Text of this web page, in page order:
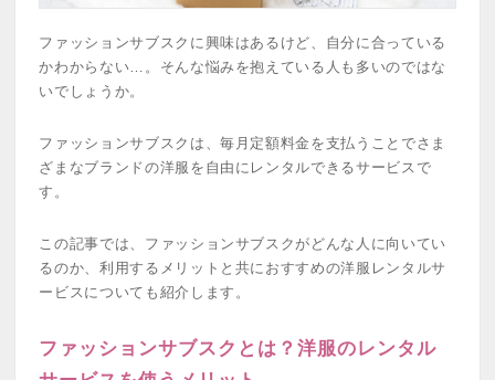
ファッションサブスクに興味はあるけど、自分に合っている
かわからない…。そんな悩みを抱えている人も多いのではな
いでしょうか。
ファッションサブスクは、毎月定額料金を支払うことでさま
ざまなブランドの洋服を自由にレンタルできるサービスで
す。
この記事では、ファッションサブスクがどんな人に向いてい
るのか、利用するメリットと共におすすめの洋服レンタルサ
ービスについても紹介します。
ファッションサブスクとは？洋服のレンタル